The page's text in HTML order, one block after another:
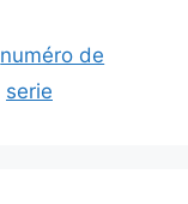
numéro de
serie